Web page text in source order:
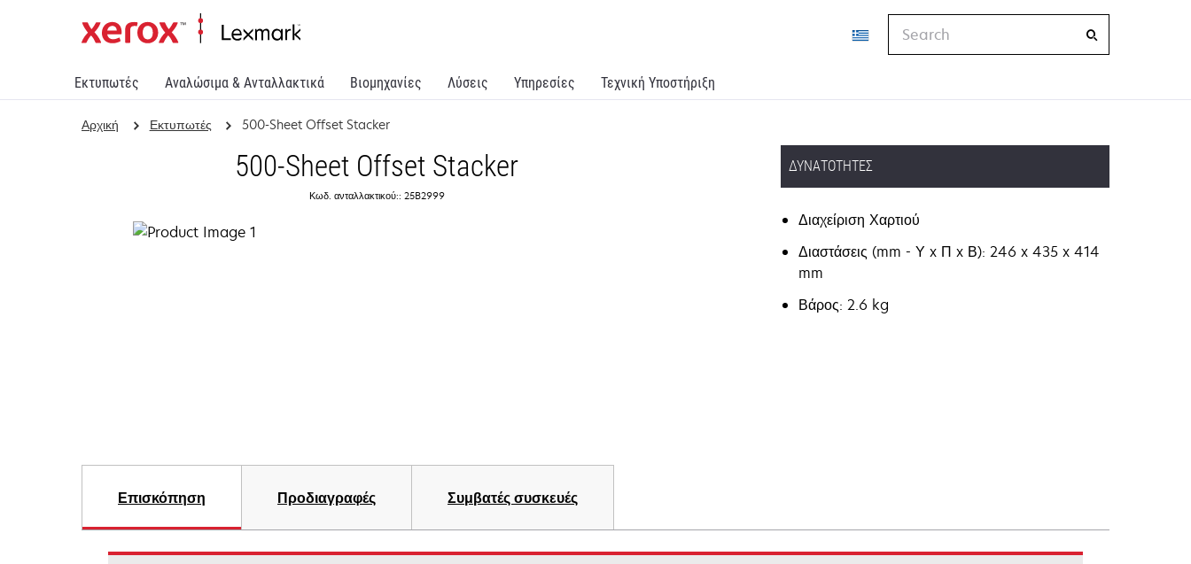
Εκτυπωτές Αναλώσιμα & Ανταλλακτικά Βιομηχανίες Λύσεις Υπηρεσίες Τεχνική Υποστήριξη
Αρχική Εκτυπωτές 500-Sheet Offset Stacker
500-Sheet Offset Stacker
Κωδ. ανταλλακτικού:: 25B2999
ΔΥΝΑΤΌΤΗΤΕΣ
Διαχείριση Χαρτιού
Διαστάσεις (mm - Υ x Π x Β): 246 x 435 x 414
mm
Βάρος: 2.6 kg
Επισκόπηση Προδιαγραφές Συμβατές συσκευές